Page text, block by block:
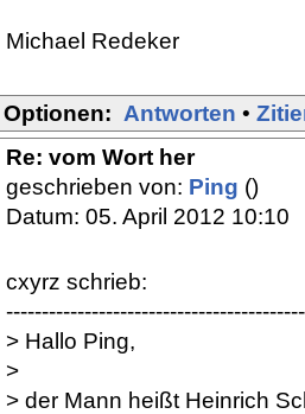
Michael Redeker
Optionen: Antworten •
Re: vom Wort her
geschrieben von: Ping ()
Datum: 05. April 2012 10:10
cxyrz schrieb:
> Hallo Ping,
>
> der Mann heißt Heinrich